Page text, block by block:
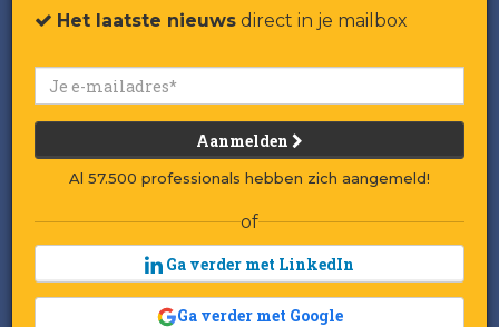
Het laatste nieuws direct in je mailbox
Aanmelden
Al 57.500 professionals hebben zich aangemeld!
of
Ga verder met LinkedIn
Ga verder met Google